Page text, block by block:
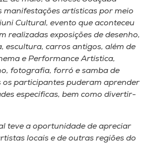
manifestações artísticas por meio
Cultural, evento que aconteceu
realizadas exposições de desenho,
escultura, carros antigos, além de
e Performance Artística,
fotografia, forró e samba de
os participantes puderam aprender
específicas, bem como divertir-
teve a oportunidade de apreciar
locais e de outras regiões do